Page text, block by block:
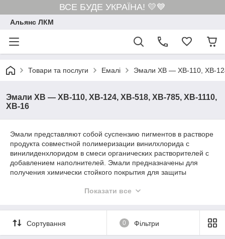
ВСЕ БУДЕ УКРАЇНА! 💛💙
Альянс ЛКМ
Товари та послуги Емалі Эмали ХВ — ХВ-110, ХВ-
Эмали ХВ — ХВ-110, ХВ-124, ХВ-518, ХВ-785, ХВ-1110,
ХВ-16
Эмали представляют собой суспензию пигментов в растворе
продукта совместной полимеризации винилхлорида с
винилиденхлоридом в смеси органических растворителей с
добавлением наполнителей. Эмали предназначены для
получения химически стойкого покрытия для защиты
универсальные эмали и эмали со специальными
объектов (например, устойчивая к высоким температурам
эмаль для окраски батарей).
Показати все
Сортування 0 Фільтри